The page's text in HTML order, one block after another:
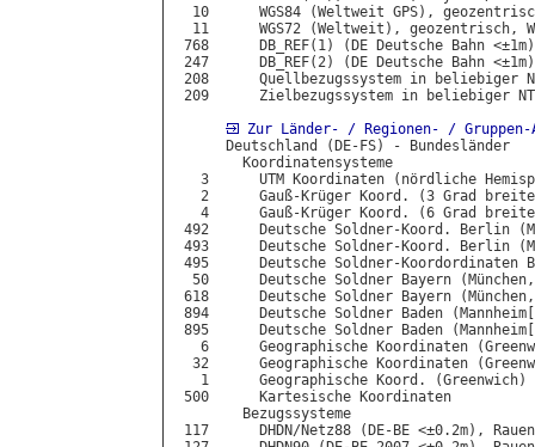
10      WGS84 (Weltweit GPS),
11      WGS72 (Weltweit), geozentrisch,
768      DB_REF(1) (DE Deutsche Bahn
247      DB_REF(2) (DE Deutsche Bahn
208      Quellbezugssystem in beliebiger
209      Zielbezugssystem in beliebiger
Zur Länder- / Regionen- / Gruppen-
      Deutschland (DE-FS) - Bundesländer
        Koordinatensysteme
3      UTM Koordinaten (nördliche
2      Gauß-Krüger Koord. (3 Grad
4      Gauß-Krüger Koord. (6 Grad
492      Deutsche Soldner-Koord. Berlin
493      Deutsche Soldner-Koord. Berlin
495      Deutsche Soldner-Koordordinaten
50      Deutsche Soldner Bayern
618      Deutsche Soldner Bayern
894      Deutsche Soldner Baden
895      Deutsche Soldner Baden
6      Geographische Koordinaten
32      Geographische Koordinaten
1      Geographische Koord. (Greenwich)
500      Kartesische Koordinaten
        Bezugssysteme
117      DHDN/Netz88 (DE-BE <±0.2m),